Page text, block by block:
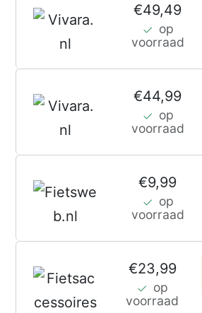
€49,49
op
voorraad
€44,99
op
voorraad
€9,99
op
voorraad
€23,99
op
voorraad